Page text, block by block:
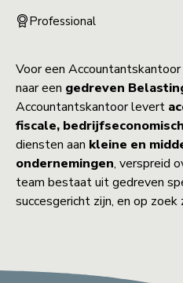
Professional
Voor een Accountantskantoor
naar een gedreven
Accountantskantoor levert
fiscale,
diensten aan kleine en
ondernemingen, verspreid
team bestaat uit gedreven
succesgericht zijn, en op zoek